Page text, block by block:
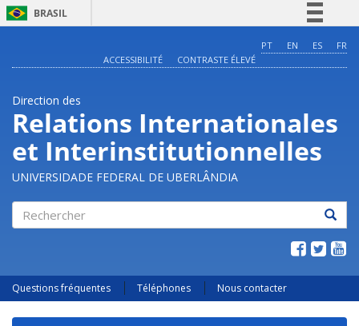
BRASIL
Comunica BR
Acesso à informação
Legislação
Canais
PT EN ES
FR
ACCESSIBILITÉ
CONTRASTE ÉLEVÉ
Direction des
Relations Internationales
et Interinstitutionnelles
UNIVERSIDADE FEDERAL DE UBERLÂNDIA
Questions fréquentes Téléphones Nous contacter